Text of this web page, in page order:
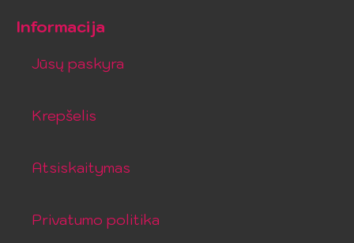
Informacija
Jūsų paskyra
Krepšelis
Atsiskaitymas
Privatumo politika